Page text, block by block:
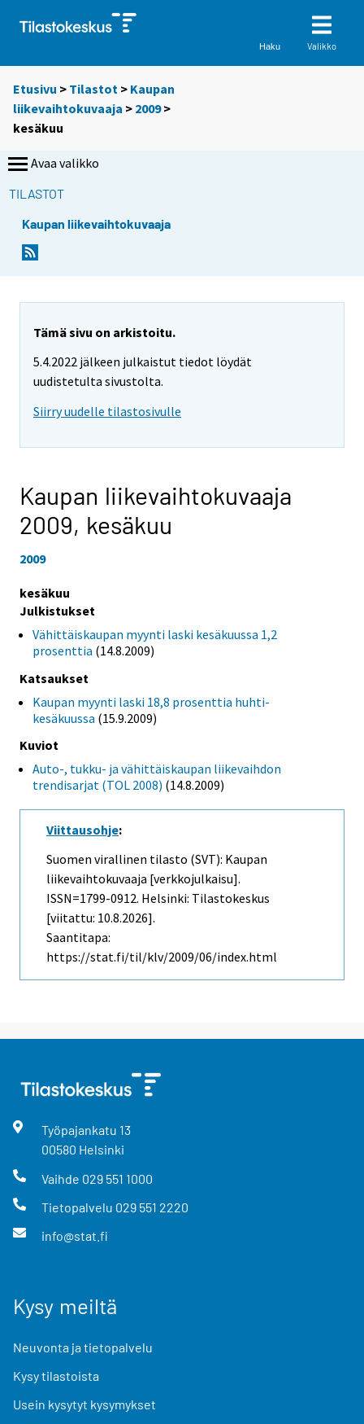
Haku Valikko
Etusivu > Tilastot > Kaupan
liikevaihtokuvaaja > 2009>
kesäkuu
Avaa valikko
TILASTOT
Kaupan liikevaihtokuvaaja
Tämä sivu on arkistoitu.
5.4.2022 jälkeen julkaistut tiedot löydät
uudistetulta sivustolta.
Siirry uudelle tilastosivulle
Kaupan liikevaihtokuvaaja
2009, kesäkuu
2009
kesäkuu
Julkistukset
Vähittäiskaupan myynti laski kesäkuussa 1,2
prosenttia (14.8.2009)
Katsaukset
Kaupan myynti laski 18,8 prosenttia huhti-
kesäkuussa (15.9.2009)
Kuviot
Auto-, tukku- ja vähittäiskaupan liikevaihdon
trendisarjat (TOL 2008) (14.8.2009)
Viittausohje:
Suomen virallinen tilasto (SVT): Kaupan
liikevaihtokuvaaja [verkkojulkaisu].
ISSN=1799-0912. Helsinki: Tilastokeskus
[viitattu: 10.8.2026].
Saantitapa:
https://stat.fi/til/klv/2009/06/index.html
Työpajankatu 13
00580 Helsinki
Vaihde 029 551 1000
Tietopalvelu 029 551 2220
info@stat.fi
Kysy meiltä
Neuvonta ja tietopalvelu
Kysy tilastoista
Usein kysytyt kysymykset